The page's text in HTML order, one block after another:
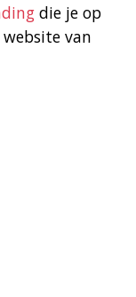
die je op
van